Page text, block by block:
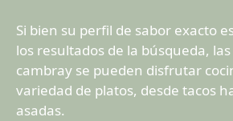
Si bien su perfil de sabor exacto
los resultados de la búsqueda,
cambray se pueden disfrutar
variedad de platos, desde tacos
asadas.